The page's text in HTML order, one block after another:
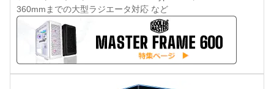
360mmまでの大型ラジエータ対応 など